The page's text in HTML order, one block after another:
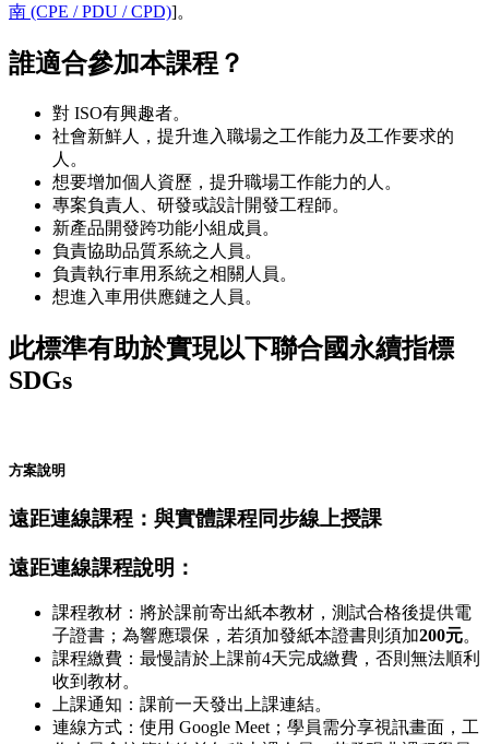
南 (CPE / PDU / CPD)]。
誰適合參加本課程？
對 ISO有興趣者。
社會新鮮人，提升進入職場之工作能力及工作要求的
人。
想要增加個人資歷，提升職場工作能力的人。
專案負責人、研發或設計開發工程師。
新產品開發跨功能小組成員。
負責協助品質系統之人員。
負責執行車用系統之相關人員。
想進入車用供應鏈之人員。
此標準有助於實現以下聯合國永續指標
SDGs
方案說明
遠距連線課程：與實體課程同步線上授課
遠距連線課程說明：
課程教材：將於課前寄出紙本教材，測試合格後提供電
子證書；為響應環保，若須加發紙本證書則須加200元。
課程繳費：最慢請於上課前4天完成繳費，否則無法順利
收到教材。
上課通知：課前一天發出上課連結。
連線方式：使用 Google Meet；學員需分享視訊畫面，工